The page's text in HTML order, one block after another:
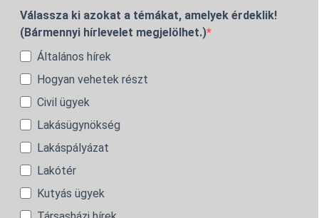
Válassza ki azokat a témákat, amelyek érdeklik!
(Bármennyi hírlevelet megjelölhet.)
Általános hírek
Hogyan vehetek részt
Civil ügyek
Lakásügynökség
Lakáspályázat
Lakótér
Kutyás ügyek